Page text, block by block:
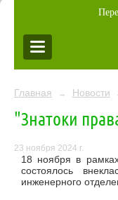
Главная → Новости
"Знатоки
23 ноября 2024 г.
18 ноября в
состоялось
инженерного